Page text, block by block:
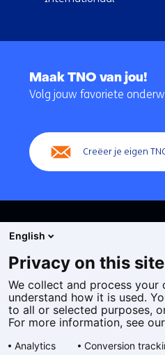
Maak TNO van jou!
Volg jouw favoriete
Creëer je eigen
Cookies
Privacy statement
Toegankelijkheid
Algemene voorwaarden
English
Privacy on this site
We collect and process
understand how it is used.
to all or selected purposes,
For more information, see
Analytics Conversion